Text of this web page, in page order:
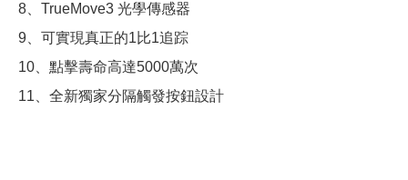
8、TrueMove3 光學傳感器
9、可實現真正的1比1追踪
10、點擊壽命高達5000萬次
11、全新獨家分隔觸發按鈕設計